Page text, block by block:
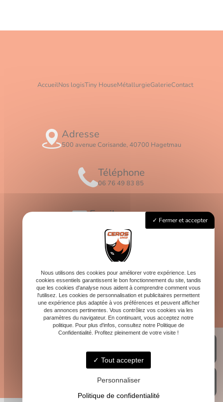
AccueilNos logisTiny HouseMétallurgieGalerieContact
Adresse
500 avenue Corisande, 40700 Hagetmau
Téléphone
06 76 49 83 85
Email
contact@logis-ceros.fr
Horaires
Lundi - Vendredi : 8h - 16h
Fermer et accepter
Nous utilisons des cookies pour améliorer votre expérience. Les
cookies essentiels garantissent le bon fonctionnement du site, tandis
que les cookies d'analyse nous aident à comprendre comment vous
l'utilisez. Les cookies de personnalisation et publicitaires permettent
une expérience plus adaptée à vos préférences et peuvent afficher
des annonces pertinentes. Vous contrôlez vos cookies via les
paramètres du navigateur. En continuant, vous acceptez notre
politique. Pour plus d'infos, consultez notre Politique de
Confidentialité. Profitez pleinement de votre visite !
Tout accepter
Personnaliser
Politique de confidentialité